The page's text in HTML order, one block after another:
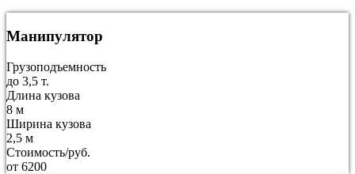
Манипулятор
Грузоподъемность
до 3,5 т.
Длина кузова
8 м
Ширина кузова
2,5 м
Стоимость/руб.
от 6200